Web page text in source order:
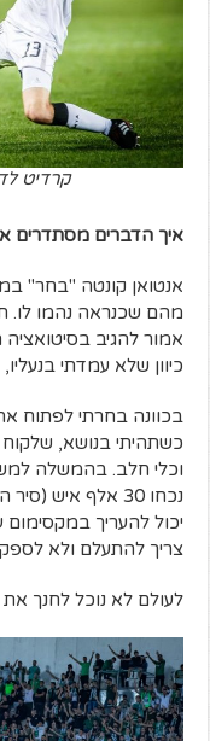
קרדיט
איך הדברים מסתדרים
אנטואן קונטה "בחר"
מהם שכנראה נהמו לו.
אמור להגיב בסיטואציה
כיוון שלא עמדתי
בכוונה בחרתי לפתוח
כשתהיתי בנושא,
וכלי חלב. בהמשלה
נכחו 30 אלף
יכול להעריך
צריך להתעלם ולא
לעולם לא נוכל לחנך את